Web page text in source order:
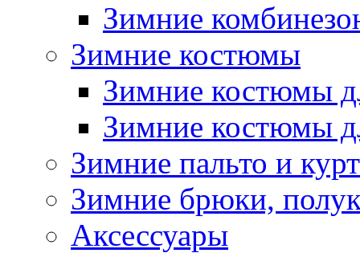
Зимние
Зимние костюмы
Зимние костюмы
Зимние костюмы
Зимние пальто и
Зимние брюки,
Аксессуары